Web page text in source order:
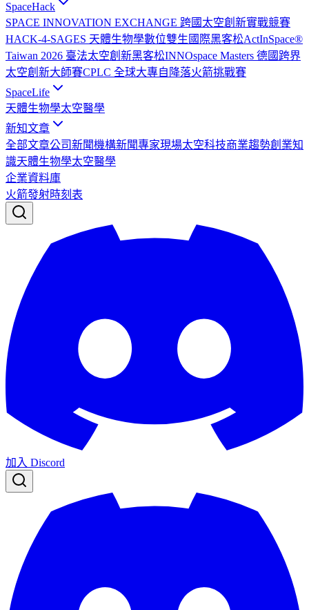
SpaceHack
SPACE INNOVATION EXCHANGE 跨國太空創新實戰競賽
HACK-4-SAGES 天體生物學數位雙生國際黑客松ActInSpace®
Taiwan 2026 臺法太空創新黑客松INNOspace Masters 德國跨界
太空創新大師賽CPLC 全球大專自降落火箭挑戰賽
SpaceLife
天體生物學太空醫學
新知文章
全部文章公司新聞機構新聞專家現場太空科技商業趨勢創業知
識天體生物學太空醫學
企業資料庫
火箭發射時刻表
加入 Discord